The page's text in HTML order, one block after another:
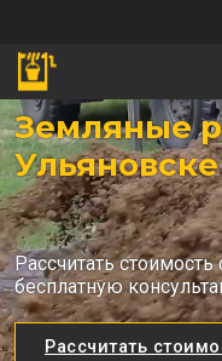
Земляные
Ульяновске
Рассчитать
бесплатную
Рассчитать